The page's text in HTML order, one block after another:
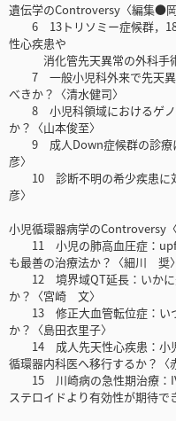
遺伝学のControversy〈編集●岡
6 13トリソミー症候群，18
性心疾患や
消化管先天異常の外科手術
7 一般小児科外来で先天異
べきか？〈清水健司〉
8 小児科領域におけるゲノ
か？〈山本俊至〉
9 成人Down症候群の診療
彦〉
10 診断不明の希少疾患に対
彦〉
小児循環器病学のControversy
11 小児の肺高血圧症：
も最善の治療法か？〈細川 奨〉
12 境界域QT延長：いかに
か？〈宮崎 文〉
13 修正大血管転位症：いつ
か？〈島田衣里子〉
14 成人先天性心疾患：小児
循環器内科医へ移行するか？〈
15 川崎病の急性期治療：
ステロイドより有効性が期待で